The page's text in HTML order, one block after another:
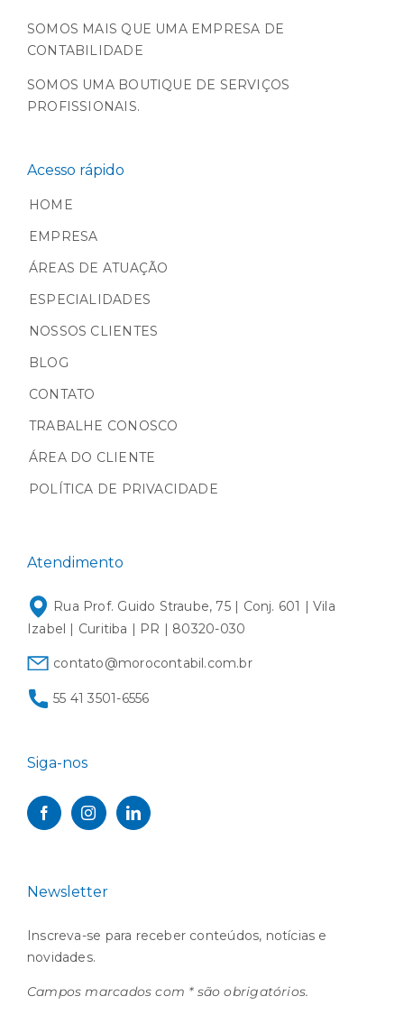
SOMOS MAIS QUE UMA EMPRESA DE
CONTABILIDADE
SOMOS UMA BOUTIQUE DE SERVIÇOS
PROFISSIONAIS.
Acesso rápido
HOME
EMPRESA
ÁREAS DE ATUAÇÃO
ESPECIALIDADES
NOSSOS CLIENTES
BLOG
CONTATO
TRABALHE CONOSCO
ÁREA DO CLIENTE
POLÍTICA DE PRIVACIDADE
Atendimento
Rua Prof. Guido Straube, 75 | Conj. 601 | Vila
Izabel | Curitiba | PR | 80320-030
contato@morocontabil.com.br
55 41 3501-6556
Siga-nos
Newsletter
Inscreva-se para receber conteúdos, notícias e
novidades.
Campos marcados com * são obrigatórios.